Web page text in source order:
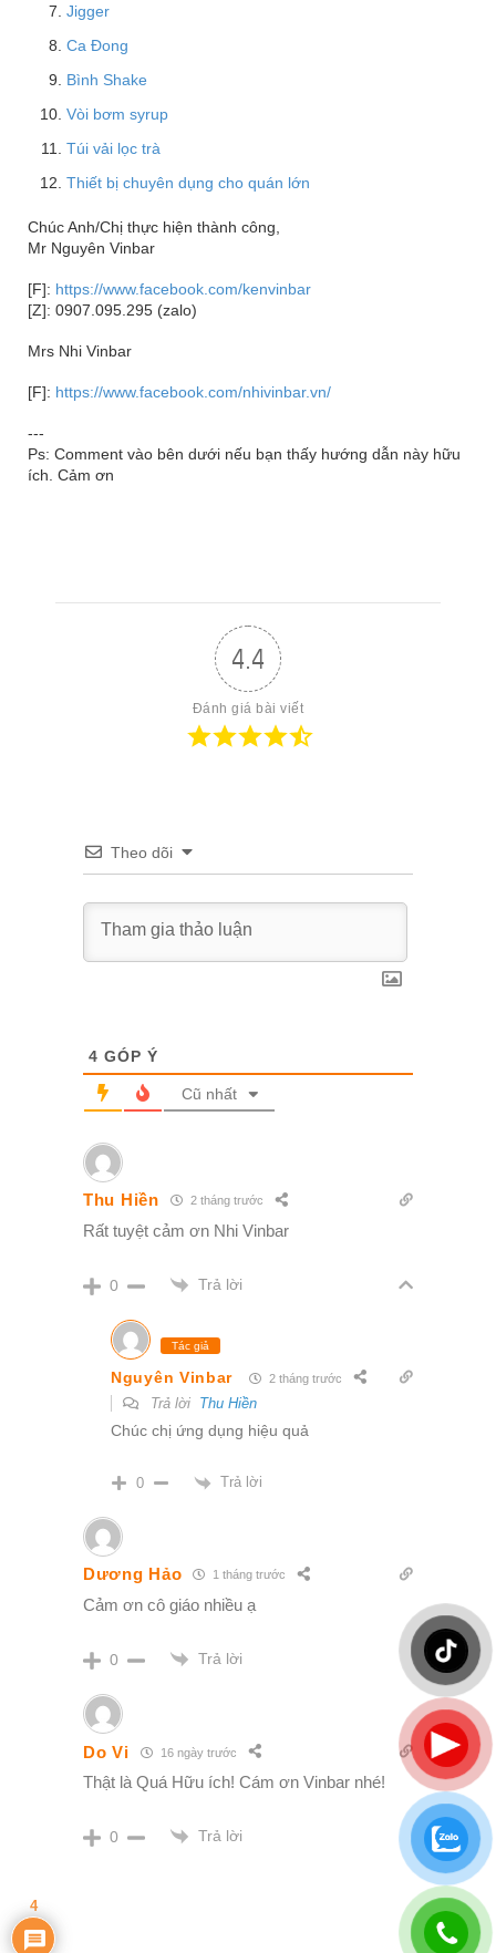
Jigger
Ca Đong
Bình Shake
Vòi bơm syrup
Túi vải lọc trà
Thiết bị chuyên dụng cho quán lớn
Chúc Anh/Chị thực hiện thành công,
Mr Nguyên Vinbar
[F]: https://www.facebook.com/kenvinbar
[Z]: 0907.095.295 (zalo)
Mrs Nhi Vinbar
[F]: https://www.facebook.com/nhivinbar.vn/
---
Ps: Comment vào bên dưới nếu bạn thấy hướng dẫn này hữu
ích. Cảm ơn
4.4
Đánh giá bài viết
Theo dõi
4 GÓP Ý
Cũ nhất
Thu Hiền 2 tháng trước
Rất tuyệt cảm ơn Nhi Vinbar
0 Trả lời
Tác giả
Nguyên Vinbar 2 tháng trước
Trả lời Thu Hiền
Chúc chị ứng dụng hiệu quả
0 Trả lời
Dương Hảo 1 tháng trước
Cảm ơn cô giáo nhiều ạ
0 Trả lời
Do Vi 16 ngày trước
Thật là Quá Hữu ích! Cám ơn Vinbar nhé!
0 Trả lời
4